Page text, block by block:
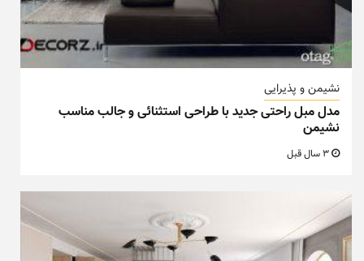
نشیمن و پذیرایی
مدل مبل راحتی جدید با طراحی استثنائی و جالب مناسب
نشیمن